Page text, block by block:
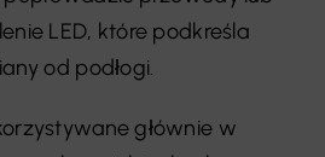
LED, które podkreśla
od podłogi.
głównie w